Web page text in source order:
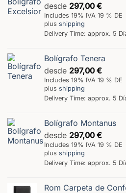
desde 297,00 €
Includes 19% IVA 19 % DE
plus shipping
Delivery Time: approx. 5
Bolígrafo Tenera
desde 297,00 €
Includes 19% IVA 19 % DE
plus shipping
Delivery Time: approx. 5
Bolígrafo Montanus
desde 297,00 €
Includes 19% IVA 19 % DE
plus shipping
Delivery Time: approx. 5
Rom Carpeta de